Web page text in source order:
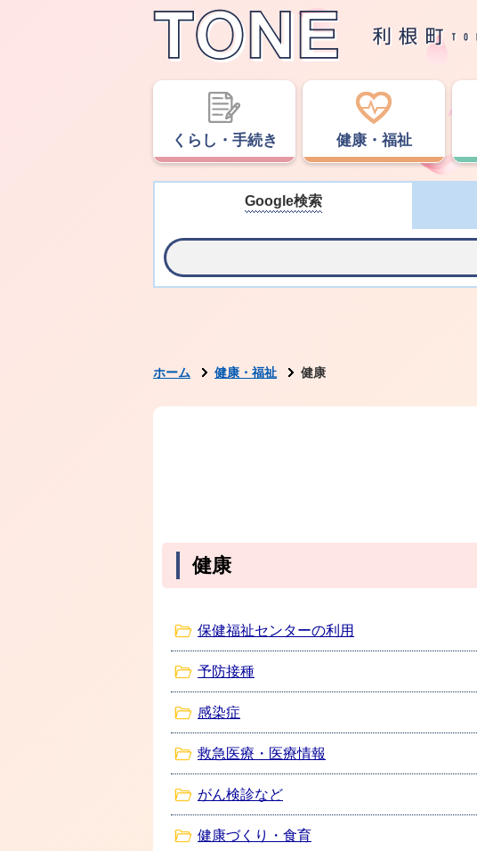
くらし・手続き 健康・福祉
Google検索
ホーム 健康・福祉 健康
健康
保健福祉センターの利用
予防接種
感染症
救急医療・医療情報
がん検診など
健康づくり・食育